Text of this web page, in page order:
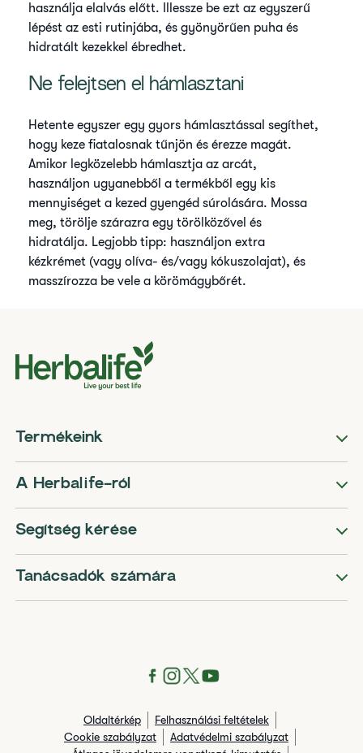
használja elalvás előtt. Illessze be ezt az egyszerű
lépést az esti rutinjába, és gyönyörűen puha és
hidratált kezekkel ébredhet.
Ne felejtsen el hámlasztani
Hetente egyszer egy gyors hámlasztással segíthet,
hogy keze fiatalosnak tűnjön és érezze magát.
Amikor legközelebb hámlasztja az arcát,
használjon ugyanebből a termékből egy kis
mennyiséget a kezed gyengéd súrolására. Mossa
meg, törölje szárazra egy törölközővel és
hidratálja. Legjobb tipp: használjon extra
kézkrémet (vagy olíva- és/vagy kókuszolajat), és
masszírozza be vele a körömágybőrét.
Termékeink
A Herbalife-ról
Segítség kérése
Tanácsadók számára
Oldaltérkép
Felhasználási feltételek
Cookie szabályzat
Adatvédelmi szabályzat